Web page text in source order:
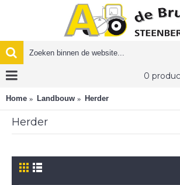
Home Landbouw Herder
Herder